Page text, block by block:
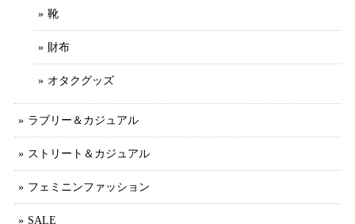
靴
財布
オタクグッズ
ラブリー＆カジュアル
ストリート＆カジュアル
フェミニンファッション
SALE